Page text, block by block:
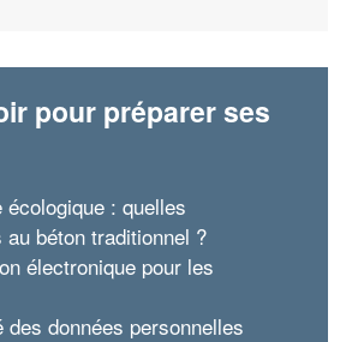
pour préparer ses
écologique : quelles
béton traditionnel ?
électronique pour les
des données personnelles